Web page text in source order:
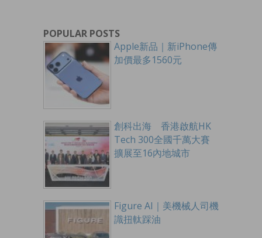
POPULAR POSTS
Apple新品｜新iPhone傳
加價最多1560元
創科出海 香港啟航HK
Tech 300全國千萬大賽
擴展至16內地城市
Figure AI｜美機械人司機
識扭軚踩油